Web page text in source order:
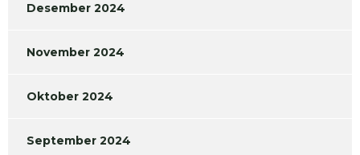
Desember 2024
November 2024
Oktober 2024
September 2024